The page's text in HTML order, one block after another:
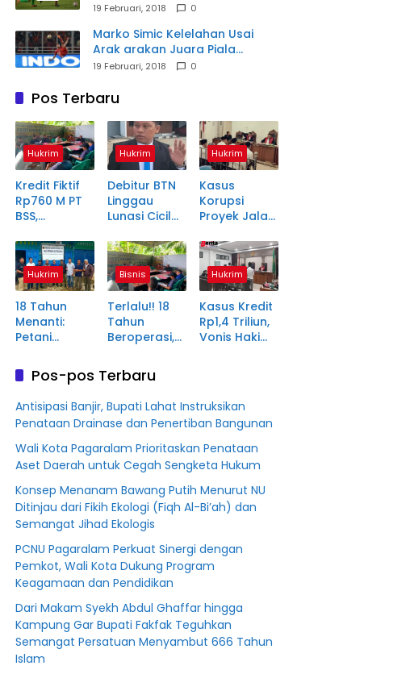
19 Februari, 2018 0
Marko Simic Kelelahan Usai
Arak arakan Juara Piala
Presiden
19 Februari, 2018 0
Pos Terbaru
Hukrim
Kredit Fiktif
Rp760 M PT
BSS,
Derita Petani
Plasma
Muratara
Hukrim
Debitur BTN
Linggau
Lunasi Cicilan
Lalu, SHM Tak
Kunjung
Diserahkan
Hukrim
Kasus
Korupsi
Proyek Jalan
di
Pagaralam
Memasuki
Babak Akhir,
Enam
Terdakwa
Dituntut 2,5
Hukrim
18 Tahun
Menanti:
Petani
Aringin Jadi
Korban
Kredit Fiktif
Rp760 M PT
BSS
Bisnis
Terlalu!! 18
Tahun
Beroperasi,
Diduga
Fiktifkan
Lahan Petani
Plasma Desa
Aringin
Hukrim
Kasus Kredit
Rp1,4 Triliun,
Vonis Hakim
Pos-pos Terbaru
Antisipasi Banjir, Bupati Lahat Instruksikan
Penataan Drainase dan Penertiban Bangunan
Wali Kota Pagaralam Prioritaskan Penataan
Aset Daerah untuk Cegah Sengketa Hukum
Konsep Menanam Bawang Putih Menurut NU
Ditinjau dari Fikih Ekologi (Fiqh Al-Bi’ah) dan
Semangat Jihad Ekologis
PCNU Pagaralam Perkuat Sinergi dengan
Pemkot, Wali Kota Dukung Program
Keagamaan dan Pendidikan
Dari Makam Syekh Abdul Ghaffar hingga
Kampung Gar Bupati Fakfak Teguhkan
Semangat Persatuan Menyambut 666 Tahun
Islam